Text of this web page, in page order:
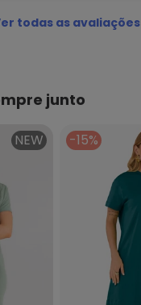
todas as avaliações
junto
NEW -15%